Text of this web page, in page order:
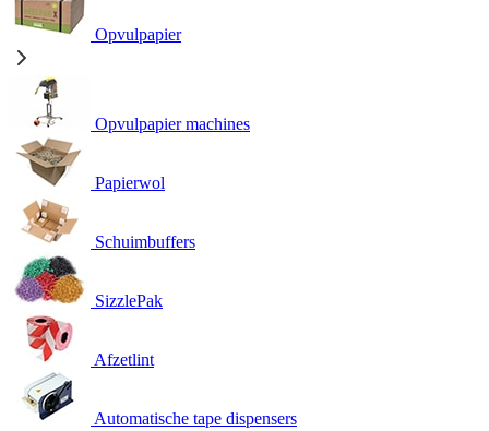
Opvulpapier
Opvulpapier machines
Papierwol
Schuimbuffers
SizzlePak
Afzetlint
Automatische tape dispensers